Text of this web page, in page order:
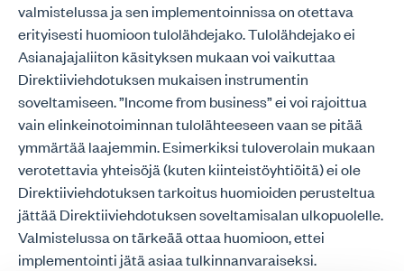
valmistelussa ja sen implementoinnissa on otettava
erityisesti huomioon tulolähdejako. Tulolähdejako ei
Asianajajaliiton käsityksen mukaan voi vaikuttaa
Direktiiviehdotuksen mukaisen instrumentin
soveltamiseen. ”Income from business” ei voi rajoittua
vain elinkeinotoiminnan tulolähteeseen vaan se pitää
ymmärtää laajemmin. Esimerkiksi tuloverolain mukaan
verotettavia yhteisöjä (kuten kiinteistöyhtiöitä) ei ole
Direktiiviehdotuksen tarkoitus huomioiden perusteltua
jättää Direktiiviehdotuksen soveltamisalan ulkopuolelle.
Valmistelussa on tärkeää ottaa huomioon, ettei
implementointi jätä asiaa tulkinnanvaraiseksi.